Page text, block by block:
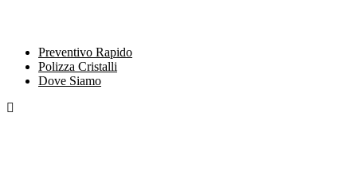
Preventivo Rapido
Polizza Cristalli
Dove Siamo